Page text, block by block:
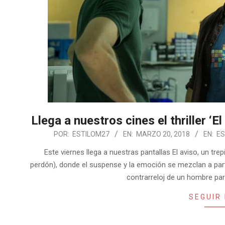
Llega a nuestros cines el thriller
POR: ESTILOM27 EN: MARZO 20, 2018 EN:
Este viernes llega a nuestras pantallas El aviso, un
perdón), donde el suspense y la emoción se mezclan a
contrarreloj de un hombre
SEGUIR